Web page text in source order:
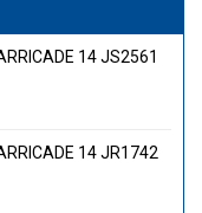
14 JS2561
14 JR1742